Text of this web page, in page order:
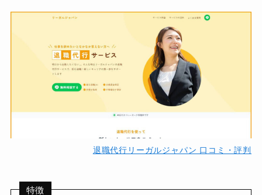
退職代行リーガルジャパン 口コミ・評判
特徴